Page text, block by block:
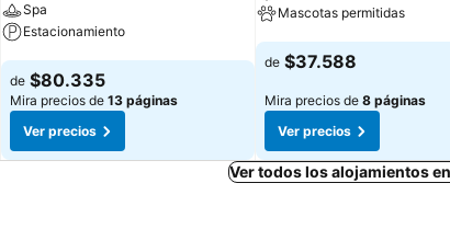
Spa
Estacionamiento
Ver precios
de $80.335
Mira precios de 13 páginas
Ver precios
Mascotas permitidas
Ver precios
de $37.588
Mira precios de 8 páginas
Ver precios
Ver todos los alojamientos